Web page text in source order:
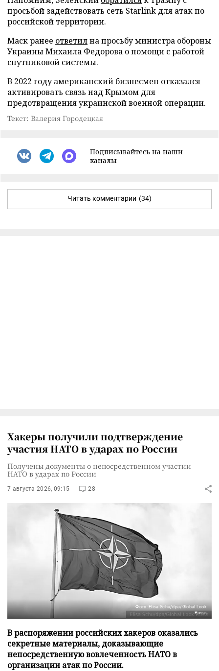
просьбой задействовать сеть Starlink для атак по
российской территории.
Маск ранее ответилна просьбу министра обороны
Украины Михаила Федорова о помощи с работой
спутниковой системы.
В 2022 году американский бизнесмен отказался
активировать связь над Крымом для
предотвращения украинской военной операции.
Текст: Валерия Городецкая
Подписывайтесь на наши
каналы
Читать комментарии (34)
Хакеры получили подтверждение
участия НАТО в ударах по России
Получены документы о непосредственном участии
НАТО в ударах по России
7 августа 2026, 09:15 28
Фото: Elisa Schu/dpa/Global Look
Press
В распоряжении российских хакеров оказались
секретные материалы, доказывающие
непосредственную вовлеченность НАТО в
организации атак по России.